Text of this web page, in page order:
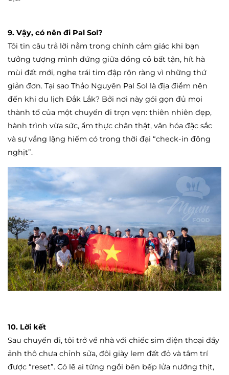
9. Vậy, có nên đi Pal Sol?
Tôi tin câu trả lời nằm trong chính cảm giác khi bạn
tưởng tượng mình đứng giữa đồng cỏ bất tận, hít hà
mùi đất mới, nghe trái tim đập rộn ràng vì những thứ
giản đơn. Tại sao Thảo Nguyên Pal Sol là địa điểm nên
đến khi du lịch Đắk Lắk? Bởi nơi này gói gọn đủ mọi
thành tố của một chuyến đi trọn vẹn: thiên nhiên đẹp,
hành trình vừa sức, ẩm thực chân thật, văn hóa đặc sắc
và sự vắng lặng hiếm có trong thời đại “check-in đông
nghịt”.
10. Lời kết
Sau chuyến đi, tôi trở về nhà với chiếc sim điện thoại đầy
ảnh thô chưa chỉnh sửa, đôi giày lem đất đỏ và tâm trí
được “reset”. Có lẽ ai từng ngồi bên bếp lửa nướng thịt,